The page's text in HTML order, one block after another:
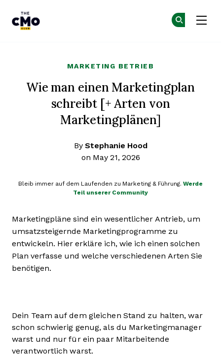
MARKETING BETRIEB
Wie man einen Marketingplan
schreibt [+ Arten von
Marketingplänen]
By Stephanie Hood
on May 21, 2026
Bleib immer auf dem Laufenden zu Marketing & Führung. Werde
Teil unserer Community
Marketingpläne sind ein wesentlicher Antrieb, um
umsatzsteigernde Marketingprogramme zu
entwickeln. Hier erkläre ich, wie ich einen solchen
Plan verfasse und welche verschiedenen Arten Sie
benötigen.
Dein Team auf dem gleichen Stand zu halten, war
schon schwierig genug, als du Marketingmanager
warst und nur für ein paar Mitarbeitende
verantwortlich warst.